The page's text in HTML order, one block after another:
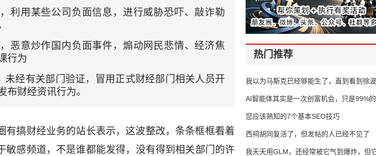
利用某些公司负面信息，进行威胁恐吓、敲诈勒
恶意炒作国内负面事件，煽动网民悲情、经济焦
行为
经有关部门验证，冒用正式财经部门相关人员开
财经资讯行为。
有搞财经业务的站长表示，这波整改，条条框框看着
敏感频道，不是谁都能发得，没有得到相关部门的许
热门推荐
我以为马斯克已经够能生了，直到看到
AI智能体其实是一次创富机会，只是99%
错过了
您应该熟知的7个基本SEO技巧
西祠胡同复活了，但发帖的人已经不见了
我天天用GLM，还经常被它气到爆炸，但